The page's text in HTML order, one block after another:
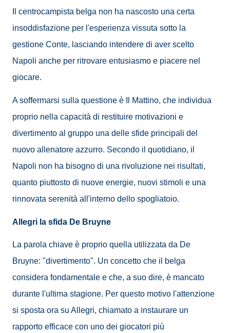
Il centrocampista belga non ha nascosto una certa
insoddisfazione per l'esperienza vissuta sotto la
gestione Conte, lasciando intendere di aver scelto
Napoli anche per ritrovare entusiasmo e piacere nel
giocare.
A soffermarsi sulla questione è Il Mattino, che individua
proprio nella capacità di restituire motivazioni e
divertimento al gruppo una delle sfide principali del
nuovo allenatore azzurro. Secondo il quotidiano, il
Napoli non ha bisogno di una rivoluzione nei risultati,
quanto piuttosto di nuove energie, nuovi stimoli e una
rinnovata serenità all'interno dello spogliatoio.
Allegri la sfida De Bruyne
La parola chiave è proprio quella utilizzata da De
Bruyne: "divertimento". Un concetto che il belga
considera fondamentale e che, a suo dire, è mancato
durante l'ultima stagione. Per questo motivo l'attenzione
si sposta ora su Allegri, chiamato a instaurare un
rapporto efficace con uno dei giocatori più